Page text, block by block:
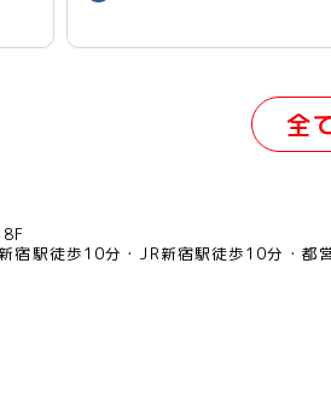
全
宿駅徒歩10分 JR新宿駅徒歩10分
都